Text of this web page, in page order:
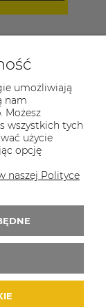
do
i
wartości 10
umożliwiają
nam
Możesz
wszystkich tych
użycie
opcję
naszej Polityce